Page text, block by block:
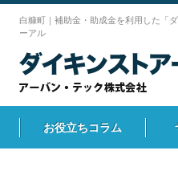
白糠町｜補助金・助成金を利用した「
ーアル
お役立ちコラム